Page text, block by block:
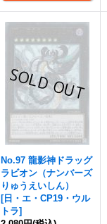
No.97 龍影神ドラッグ
ラビオン（ナンバーズ
りゅうえいしん）
[日・エ・CP19・ウル
トラ]